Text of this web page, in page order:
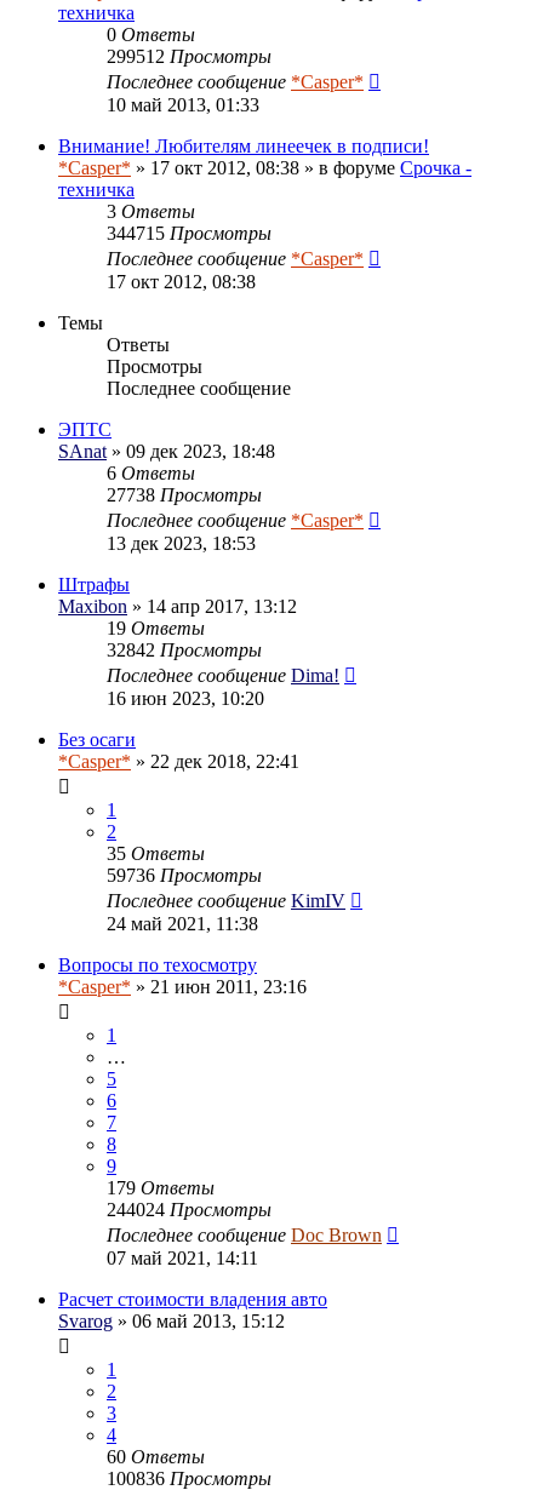
техничка
0 Ответы
299512 Просмотры
Последнее сообщение *Casper*
10 май 2013, 01:33
Внимание! Любителям линеечек в подписи!
*Casper* » 17 окт 2012, 08:38 » в форуме Срочка -
техничка
3 Ответы
344715 Просмотры
Последнее сообщение *Casper*
17 окт 2012, 08:38
Темы
Ответы
Просмотры
Последнее сообщение
ЭПТС
SAnat » 09 дек 2023, 18:48
6 Ответы
27738 Просмотры
Последнее сообщение *Casper*
13 дек 2023, 18:53
Штрафы
Maxibon » 14 апр 2017, 13:12
19 Ответы
32842 Просмотры
Последнее сообщение Dima!
16 июн 2023, 10:20
Без осаги
*Casper* » 22 дек 2018, 22:41
1
2
35 Ответы
59736 Просмотры
Последнее сообщение KimIV
24 май 2021, 11:38
Вопросы по техосмотру
*Casper* » 21 июн 2011, 23:16
1
…
5
6
7
8
9
179 Ответы
244024 Просмотры
Последнее сообщение Doc Brown
07 май 2021, 14:11
Расчет стоимости владения авто
Svarog » 06 май 2013, 15:12
1
2
3
4
60 Ответы
100836 Просмотры